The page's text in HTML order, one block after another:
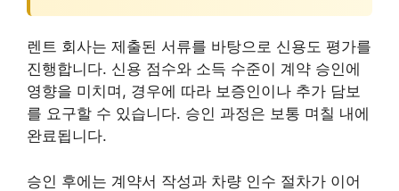
렌트 회사는 제출된 서류를 바탕으로 신용도 평가를
진행합니다. 신용 점수와 소득 수준이 계약 승인에
영향을 미치며, 경우에 따라 보증인이나 추가 담보
를 요구할 수 있습니다. 승인 과정은 보통 며칠 내에
완료됩니다.
승인 후에는 계약서 작성과 차량 인수 절차가 이어